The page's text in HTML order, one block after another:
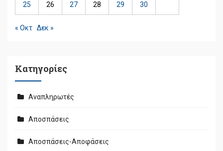
25 26 27 28 29 30
« Οκτ Δεκ »
Kατηγορίες
Αναπληρωτές
Αποσπάσεις
Αποσπάσεις-Αποφάσεις